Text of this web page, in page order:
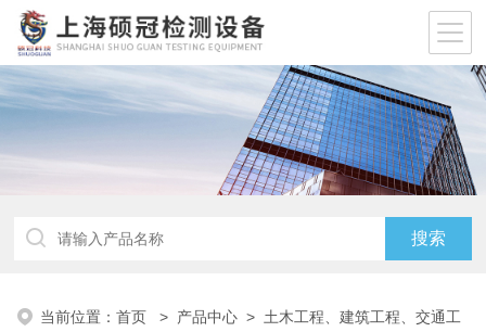
当前位置：首页 > 产品中心 > 土木工程、建筑工程、交通工